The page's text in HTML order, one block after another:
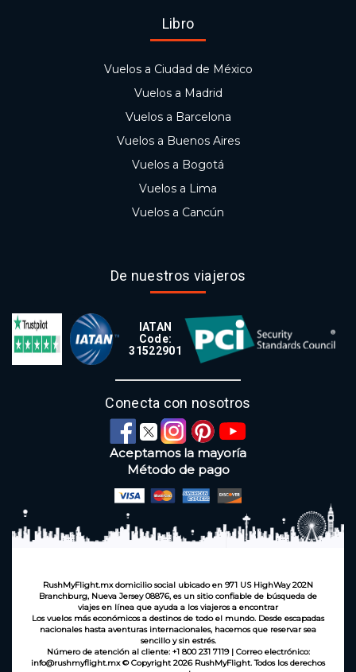
Libro
Vuelos a Ciudad de México
Vuelos a Madrid
Vuelos a Barcelona
Vuelos a Buenos Aires
Vuelos a Bogotá
Vuelos a Lima
Vuelos a Cancún
De nuestros viajeros
IATAN
Code:
31522901
Conecta con nosotros
Aceptamos la mayoría
Método de pago
RushMyFlight.mx domicilio social ubicado en 971 US HighWay 202N
Branchburg, Nueva Jersey 08876, es un sitio confiable de búsqueda de
viajes en línea que ayuda a los viajeros a encontrar
Los vuelos más económicos a destinos de todo el mundo. Desde escapadas
nacionales hasta aventuras internacionales, hacemos que reservar sea
sencillo y sin estrés.
Número de atención al cliente: +1 800 231 7119 | Correo electrónico:
info@rushmyflight.mx © Copyright 2026 RushMyFlight. Todos los derechos